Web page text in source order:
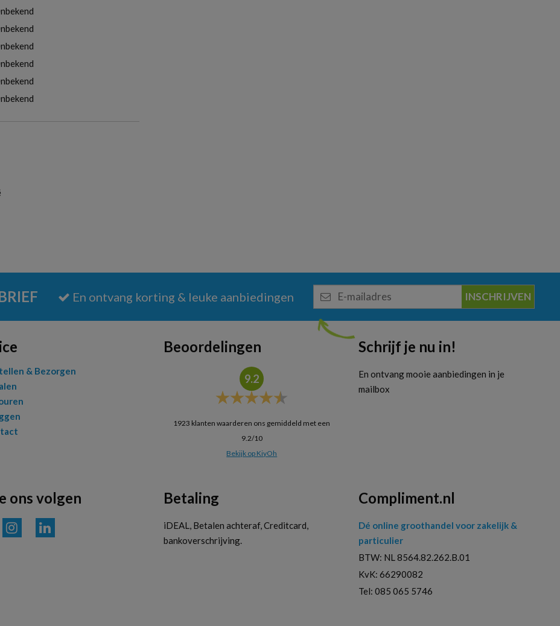
En ontvang korting & leuke aanbiedingen
mailadres
& Bezorgen
Beoordelingen
9.2
1923 klanten waarderen ons gemiddeld met een
9.2/10
Bekijk op KiyOh
Schrijf je nu in!
En ontvang mooie aanbiedingen in je
mailbox
ons volgen Betaling
iDEAL, Betalen achteraf, Creditcard,
bankoverschrijving.
Compliment.nl
Dé online groothandel voor zakelijk &
particulier
BTW: NL 8564.82.262.B.01
KvK: 66290082
Tel: 085 065 5746